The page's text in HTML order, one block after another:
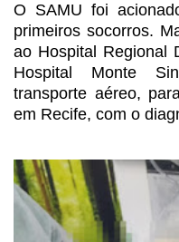
O SAMU foi
primeiros socorros.
ao Hospital Regional
Hospital Monte
transporte aéreo,
em Recife, com o